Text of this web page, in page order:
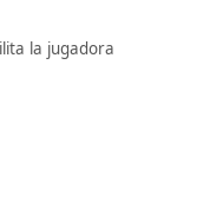
la jugadora